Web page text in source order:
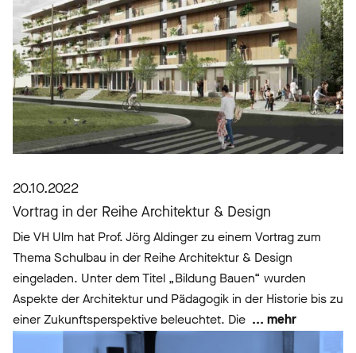
20.10.2022
Vortrag in der Reihe Architektur & Design
Die VH Ulm hat Prof. Jörg Aldinger zu einem Vortrag zum
Thema Schulbau in der Reihe Architektur & Design
eingeladen. Unter dem Titel „Bildung Bauen“ wurden
Aspekte der Architektur und Pädagogik in der Historie bis zu
einer Zukunftsperspektive beleuchtet. Die ... mehr